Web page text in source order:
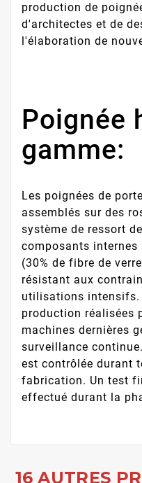
production de
d'architectes et de
l'élaboration de
Poignée
gamme:
Les poignées de
assemblés sur des
système de ressort
composants internes
(30% de fibre de
résistant aux
utilisations intensifs.
production réalisées
machines dernières
surveillance
est contrôlée durant
fabrication. Un test
effectué durant la
16 AUTRES